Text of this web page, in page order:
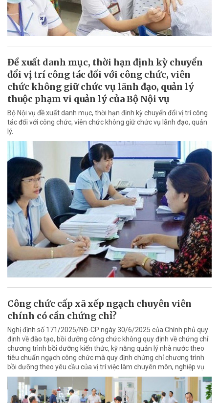
Đề xuất danh mục, thời hạn định kỳ chuyển
đổi vị trí công tác đối với công chức, viên
chức không giữ chức vụ lãnh đạo, quản lý
thuộc phạm vi quản lý của Bộ Nội vụ
Bộ Nội vụ đề xuất danh mục, thời hạn định kỳ chuyển đổi vị trí công
tác đối với công chức, viên chức không giữ chức vụ lãnh đạo, quản
lý.
Công chức cấp xã xếp ngạch chuyên viên
chính có cần chứng chỉ?
Nghị định số 171/2025/NĐ-CP ngày 30/6/2025 của Chính phủ quy
định về đào tạo, bồi dưỡng công chức không quy định về chứng chỉ
chương trình bồi dưỡng kiến thức, kỹ năng quản lý nhà nước theo
tiêu chuẩn ngạch công chức mà quy định chứng chỉ chương trình
bồi dưỡng theo yêu cầu của vị trí việc làm chuyên môn, nghiệp vụ.